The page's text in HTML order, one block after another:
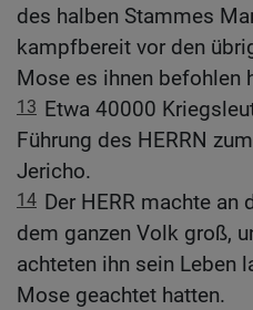
des halben Stammes
kampfbereit vor den
Mose es ihnen befohlen
13 Etwa 40000
Führung des HERRN
Jericho.
14 Der HERR machte an
dem ganzen Volk groß,
achteten ihn sein Leben
Mose geachtet hatten.